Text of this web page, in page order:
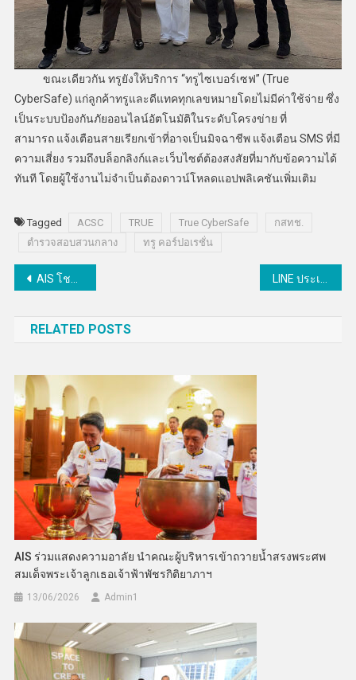
ขณะเดียวกัน ทรูยังให้บริการ “ทรูไซเบอร์เซฟ” (True
CyberSafe) แก่ลูกค้าทรูและดีแทคทุกเลขหมายโดยไม่มีค่าใช้จ่าย ซึ่ง
เป็นระบบป้องกันภัยออนไลน์อัตโนมัติในระดับโครงข่าย ที่
สามารถ แจ้งเตือนสายเรียกเข้าที่อาจเป็นมิจฉาชีพ แจ้งเตือน SMS ที่มี
ความเสี่ยง รวมถึงบล็อกลิงก์และเว็บไซต์ต้องสงสัยที่มากับข้อความได้
ทันที โดยผู้ใช้งานไม่จำเป็นต้องดาวน์โหลดแอปพลิเคชันเพิ่มเติม
Tagged ACSC TRUE True CyberSafe
กสทช.
ตำรวจสอบสวนกลาง
ทรู คอร์ปอเรชั่น
แนะแนว
AIS โชว์ความสำเร็จในการออกหุ้นกู้สกุลดอลลาร์สหรัฐ 1,000 ล้านเหรียญสหรัฐ รองรับการลงทุนในโครงสร้างพื้นฐานดิจิทัล
RELATED POSTS
AIS ร่วมแสดงความอาลัย นำคณะผู้บริหารเข้าถวายน้ำสรงพระศพ
สมเด็จพระเจ้าลูกเธอเจ้าฟ้าพัชรกิติยาภาฯ
13/06/2026 Admin​1